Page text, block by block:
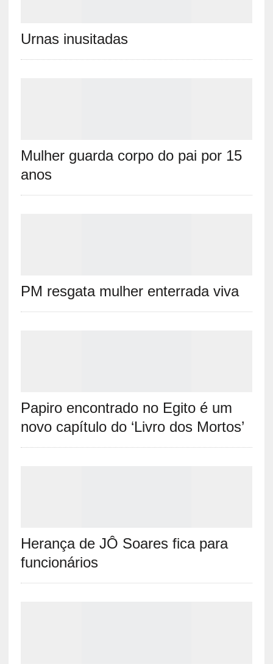
Urnas inusitadas
Mulher guarda corpo do pai por 15
anos
PM resgata mulher enterrada viva
Papiro encontrado no Egito é um
novo capítulo do ‘Livro dos Mortos’
Herança de JÔ Soares fica para
funcionários